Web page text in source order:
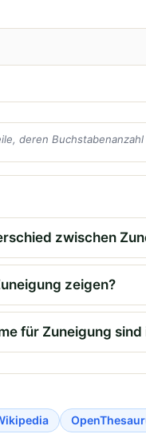
deren
zwischen
zeigen?
für Zuneigung